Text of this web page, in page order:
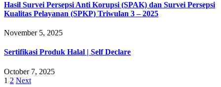
Hasil Survei Persepsi Anti Korupsi (SPAK) dan Survei Persepsi
Kualitas Pelayanan (SPKP) Triwulan 3 – 2025
November 5, 2025
Sertifikasi Produk Halal | Self Declare
October 7, 2025
1 2 Next